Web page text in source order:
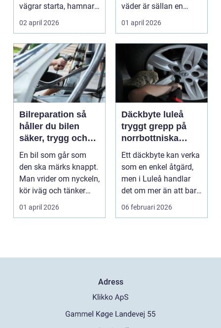
vägrar starta, hamnar
många i samma läge...
02 april 2026
väder är sällan en
slump. Bakom varje
01 april 2026
Bilreparation så
håller du bilen
säker, trygg och
ekonomisk
En bil som går som
den ska märks knappt.
Man vrider om nyckeln,
kör iväg och tänker
inte mer på det....
01 april 2026
Däckbyte luleå
tryggt grepp på
norrbottniska
vägar
Ett däckbyte kan verka
som en enkel åtgärd,
men i Luleå handlar
det om mer än att bara
byta gummi mo...
06 februari 2026
Adress